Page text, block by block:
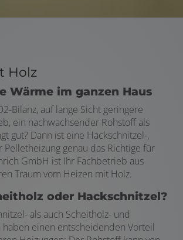
Holz
Wärme im ganzen Haus
Bilanz, auf lange Sicht geringere
ein nachwachsender Rohstoff als
gut? Dann ist eine Hackschnitzel-,
Pelletheizung genau das Richtige für
GmbH ist Ihr Fachbetrieb aus
Traum vom Heizen mit Holz.
oder Hackschnitzel?
als auch Scheitholz- und
haben einen entscheidenden Vorteil